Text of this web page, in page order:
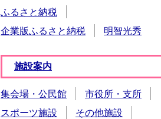
ふるさと納税
企業版ふるさと納税
明智光秀
施設案内
集会場・公民館
市役所・支所
スポーツ施設
その他施設